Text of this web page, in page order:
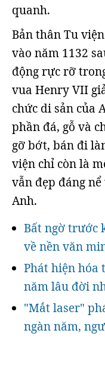
quanh.
Bản thân Tu
vào năm 1132
động rực rỡ
vua Henry VII
chức di sản của
phần đá, gỗ và
gỡ bớt, bán đi
viện chỉ còn là
vẫn đẹp đáng
Anh.
Bất ngờ trước
về nền văn
Phát hiện hóa
năm lâu đời
"Mắt laser"
ngàn năm,